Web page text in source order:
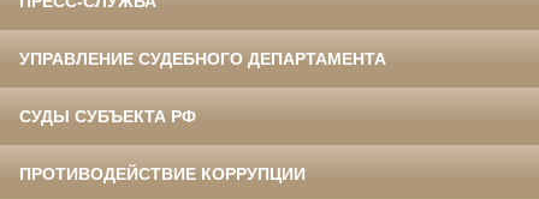
УПРАВЛЕНИЕ СУДЕБНОГО ДЕПАРТАМЕНТА
СУДЫ СУБЪЕКТА РФ
ПРОТИВОДЕЙСТВИЕ КОРРУПЦИИ